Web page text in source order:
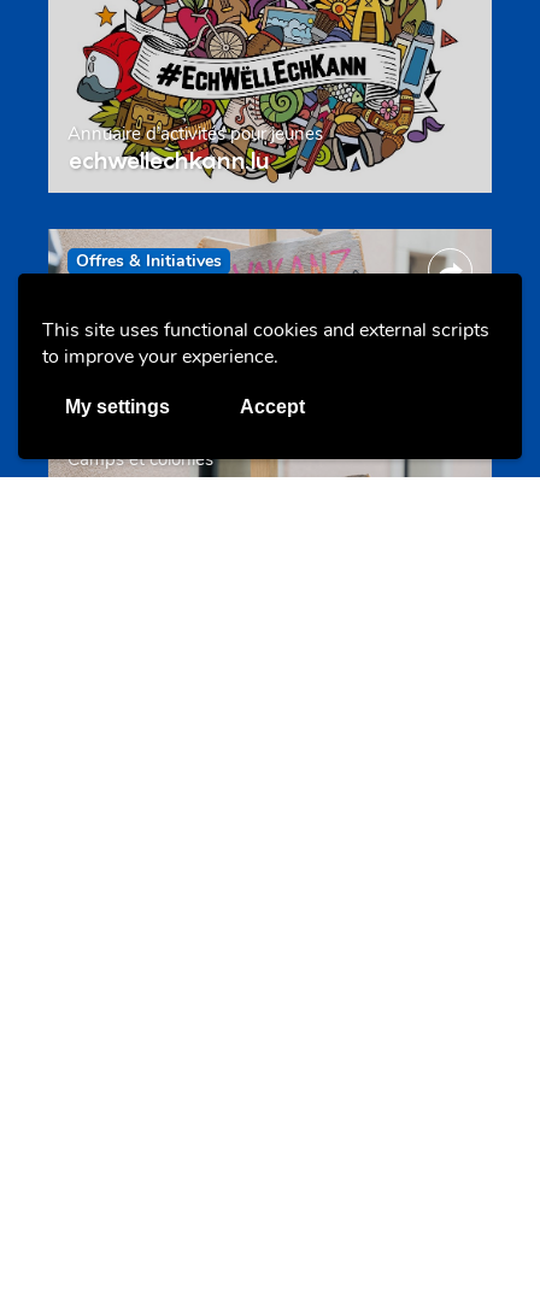
This site uses functional cookies and external scripts
to improve your experience.
My settings Accept
Annuaire d’activités pour jeunes
echwellechkann.lu
Offres & Initiatives
Camps et colonies
colonies.lu